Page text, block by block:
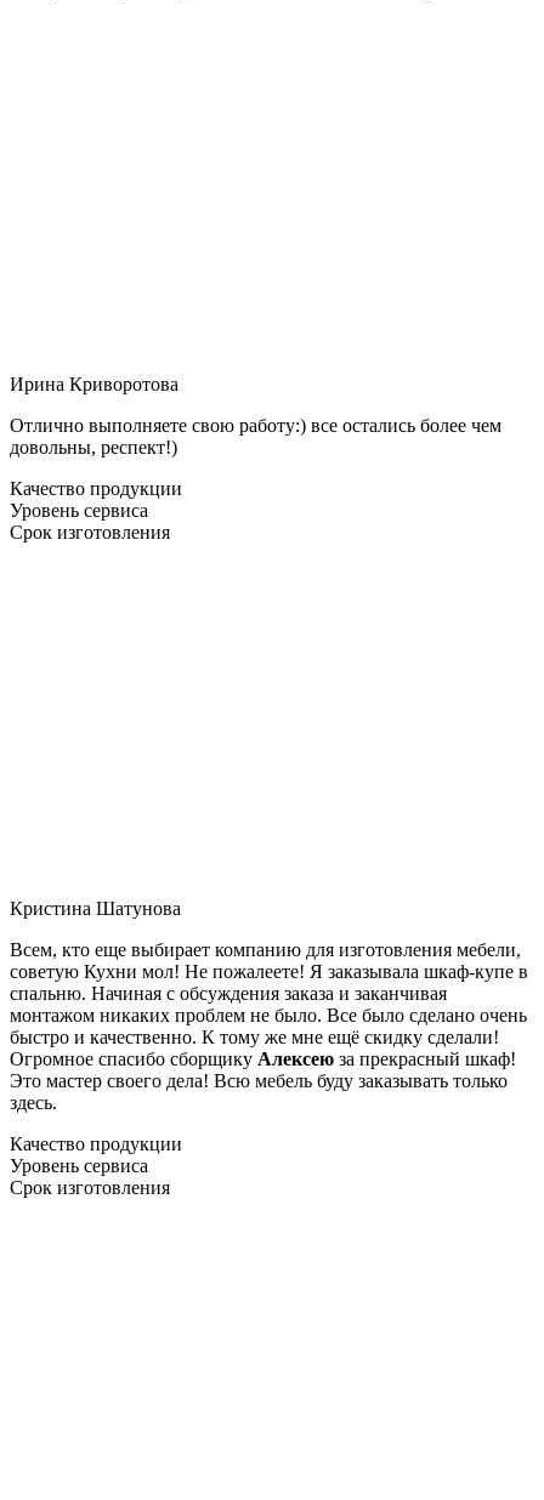
Ирина Криворотова
Отлично выполняете свою работу:) все остались более чем
довольны, респект!)
Качество продукции
Уровень сервиса
Срок изготовления
Кристина Шатунова
Всем, кто еще выбирает компанию для изготовления мебели,
советую Кухни мол! Не пожалеете! Я заказывала шкаф-купе в
спальню. Начиная с обсуждения заказа и заканчивая
монтажом никаких проблем не было. Все было сделано очень
быстро и качественно. К тому же мне ещё скидку сделали!
Огромное спасибо сборщику Алексею за прекрасный шкаф!
Это мастер своего дела! Всю мебель буду заказывать только
здесь.
Качество продукции
Уровень сервиса
Срок изготовления